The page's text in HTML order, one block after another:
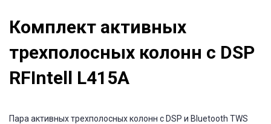
Комплект активных
трехполосных колонн с DSP
RFIntell L415A
Пара активных трехполосных колонн с DSP и Bluetooth TWS